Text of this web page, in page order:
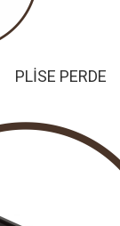
PLİSE PERDE